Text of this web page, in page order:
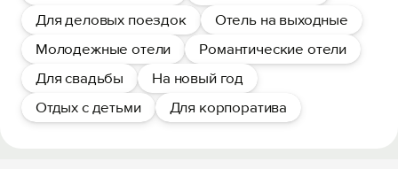
Для деловых поездок
Отель на выходные
Молодежные отели
Романтические отели
Для свадьбы
На новый год
Отдых с детьми
Для корпоратива